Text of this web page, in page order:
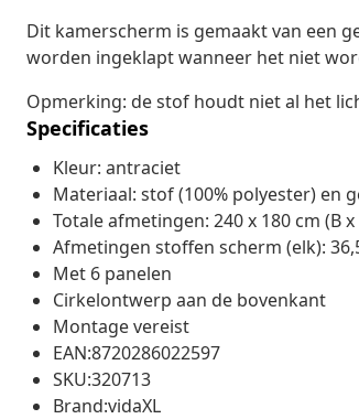
Dit kamerscherm is gemaakt van een
worden ingeklapt wanneer het niet
Opmerking: de stof houdt niet al het
Specificaties
Kleur: antraciet
Materiaal: stof (100% polyester) en
Totale afmetingen: 240 x 180 cm (B x
Afmetingen stoffen scherm (elk):
Met 6 panelen
Cirkelontwerp aan de bovenkant
Montage vereist
EAN:8720286022597
SKU:320713
Brand:vidaXL